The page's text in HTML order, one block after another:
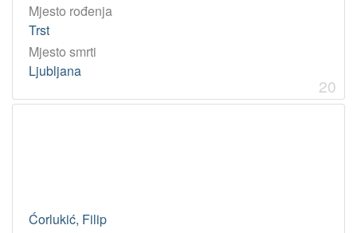
Mjesto rođenja
Trst
Mjesto smrti
Ljubljana
20
Ćorlukić, Filip